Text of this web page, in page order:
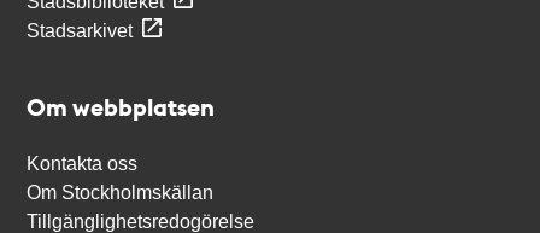
Stadsarkivet
Om webbplatsen
Kontakta oss
Om Stockholmskällan
Tillgänglighetsredogörelse